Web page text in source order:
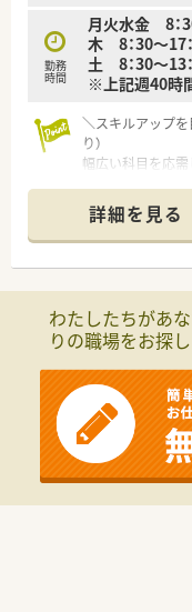
得日数1人あたり
■福利厚生の一環
■日本外来小児科
ございます。研修
フェア（春と秋に
■普段直接会う機
回、全店舗が集ま
＜こんな方にもお
■ご家庭と両立
■プライベートと
勤務
時間
月火水金 8：
木 8：30～17
土 8：30～13
※上記週40時
＼スキルアップを
り）
幅広い科目を応需
っています。
【店舗情報と応需
■大畠駅からお車
■門前クリニッ
を1日あたり30枚
■正社員2名と応
えながら安心感
【募集背景と求
■今回は欠員補充
たいという熱意の
■良い人材がいれ
剤未経験の方や
■店舗の状況に合
詳細を見る
わたしたちがあ
りの職場をお探し